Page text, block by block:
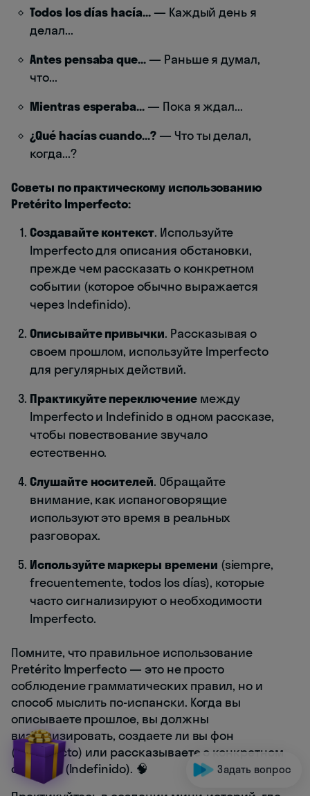
Todos los días hacía...— Каждый день я
делал...
Antes pensaba que... — Раньше я думал,
что...
Mientras esperaba... — Пока я ждал...
¿Qué hacías cuando...?— Что ты делал,
когда...?
Советы по практическому использованию
Pretérito Imperfecto:
Создавайте контекст. Используйте
Imperfecto для описания обстановки,
прежде чем рассказать о конкретном
событии (которое обычно выражается
через Indefinido).
Описывайте привычки. Рассказывая о
своем прошлом, используйте Imperfecto
для регулярных действий.
Практикуйте переключениемежду
Imperfecto и Indefinido в одном рассказе,
чтобы повествование звучало
естественно.
Слушайте носителей. Обращайте
внимание, как испаноговорящие
используют это время в реальных
разговорах.
Используйте маркеры времени (siempre,
frecuentemente, todos los días), которые
часто сигнализируют о необходимости
Imperfecto.
Помните, что правильное использование
Pretérito Imperfecto — это не просто
соблюдение грамматических правил, но и
способ мыслить по-испански. Когда вы
описываете прошлое, вы должны
визуализировать, создаете ли вы фон
(Imperfecto) или рассказываете о конкретном
событии (Indefinido). 🧠
Задать вопрос